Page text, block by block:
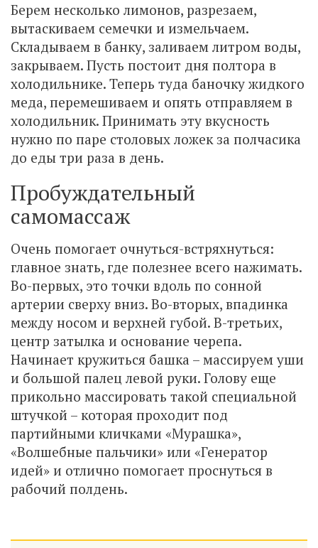
Берем несколько лимонов, разрезаем,
вытаскиваем семечки и измельчаем.
Складываем в банку, заливаем литром воды,
закрываем. Пусть постоит дня полтора в
холодильнике. Теперь туда баночку жидкого
меда, перемешиваем и опять отправляем в
холодильник. Принимать эту вкусность
нужно по паре столовых ложек за полчасика
до еды три раза в день.
Пробуждательный
самомассаж
Очень помогает очнуться-встряхнуться:
главное знать, где полезнее всего нажимать.
Во-первых, это точки вдоль по сонной
артерии сверху вниз. Во-вторых, впадинка
между носом и верхней губой. В-третьих,
центр затылка и основание черепа.
Начинает кружиться башка – массируем уши
и большой палец левой руки. Голову еще
прикольно массировать такой специальной
штучкой – которая проходит под
партийными кличками «Мурашка»,
«Волшебные пальчики» или «Генератор
идей» и отлично помогает проснуться в
рабочий полдень.